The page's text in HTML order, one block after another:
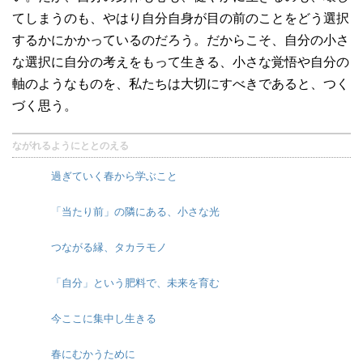
てしまうのも、やはり自分自身が目の前のことをどう選択
するかにかかっているのだろう。だからこそ、自分の小さ
な選択に自分の考えをもって生きる、小さな覚悟や自分の
軸のようなものを、私たちは大切にすべきであると、つく
づく思う。
ながれるようにととのえる
過ぎていく春から学ぶこと
「当たり前」の隣にある、小さな光
つながる縁、タカラモノ
「自分」という肥料で、未来を育む
今ここに集中し生きる
春にむかうために